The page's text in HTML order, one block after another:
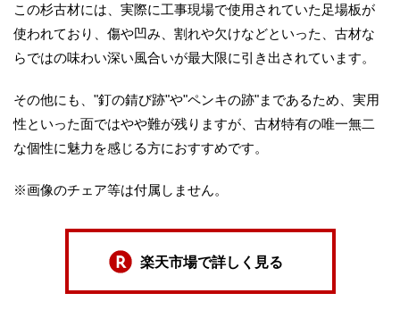
この杉古材には、実際に工事現場で使用されていた足場板が
使われており、傷や凹み、割れや欠けなどといった、古材な
らではの味わい深い風合いが最大限に引き出されています。
その他にも、"釘の錆び跡"や"ペンキの跡"まであるため、実用
性といった面ではやや難が残りますが、古材特有の唯一無二
な個性に魅力を感じる方におすすめです。
※画像のチェア等は付属しません。
楽天市場で詳しく見る